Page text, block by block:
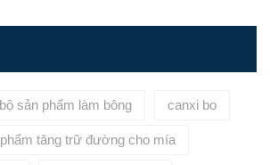
bộ sản phẩm làm bông canxi bo
tăng trữ đường cho mía